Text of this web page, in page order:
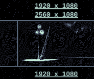
1920 x 1080
2560 x 1080
1920 x 1080